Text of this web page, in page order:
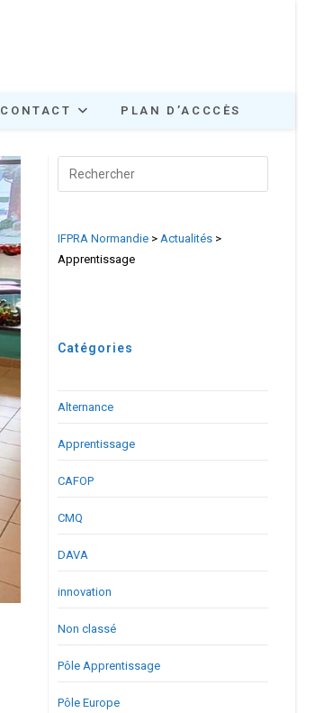
CONTACT PLAN D’ACCCÈS
Search
for:
IFPRA Normandie > Actualités >
Apprentissage
Catégories
Alternance
Apprentissage
CAFOP
CMQ
DAVA
innovation
Non classé
Pôle Apprentissage
Pôle Europe